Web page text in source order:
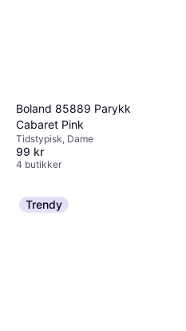
Boland 85889 Parykk
Cabaret Pink
Tidstypisk, Dame
99 kr
4 butikker
Trendy